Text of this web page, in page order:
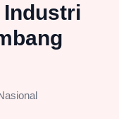
Industri